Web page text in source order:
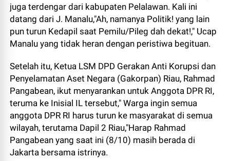
juga terdengar dari kabupaten Pelalawan. Kali ini
datang dari J. Manalu,"Ah, namanya Politik! yang lain
pun turun Kedapil saat Pemilu/Pileg dah dekat!," Ucap
Manalu yang tidak heran dengan peristiwa begituan.
Setelah itu, Ketua LSM DPD Gerakan Anti Korupsi dan
Penyelamatan Aset Negara (Gakorpan) Riau, Rahmad
Pangabean, ikut menyarankan untuk Anggota DPR RI,
teruma ke Inisial IL tersebut," Warga ingin semua
anggota DPR RI harus turun ke masyarakat di semua
wilayah, terutama Dapil 2 Riau,"Harap Rahmad
Pangabean yang saat ini (8/10) masih berada di
Jakarta bersama istrinya.